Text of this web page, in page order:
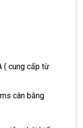
( cung cấp từ
cân bằng